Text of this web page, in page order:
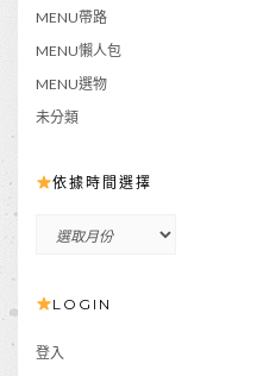
MENU帶路
MENU懶人包
MENU選物
未分類
依據時間選擇
間
擇
LOGIN
登入